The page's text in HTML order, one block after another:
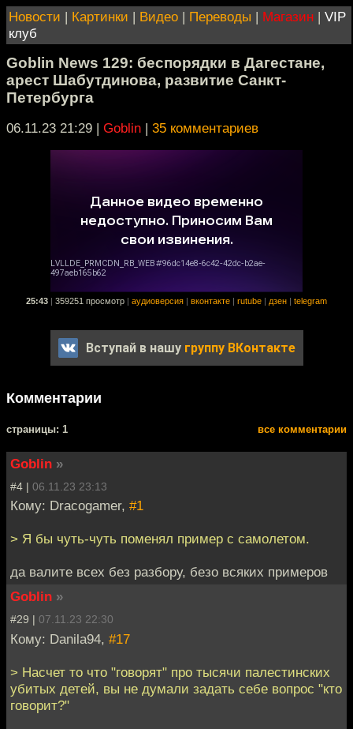
Новости | Картинки | Видео | Переводы | Магазин | VIP
клуб
Goblin News 129: беспорядки в Дагестане,
арест Шабутдинова, развитие Санкт-
Петербурга
06.11.23 21:29 | Goblin | 35 комментариев
25:43 359251 просмотр аудиоверсия вконтакте rutube дзен telegram
Вступай в нашу группу ВКонтакте
Комментарии
cтраницы: 1 все комментарии
Goblin »
#4 | 06.11.23 23:13
Кому: Dracogamer, #1
> Я бы чуть-чуть поменял пример с самолетом.
да валите всех без разбору, безо всяких примеров
Goblin »
#29 | 07.11.23 22:30
Кому: Danila94, #17
> Насчет то что "говорят" про тысячи палестинских
убитых детей, вы не думали задать себе вопрос "кто
говорит?"